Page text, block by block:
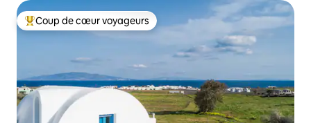
Coups de cœur voyageurs les plus appréciés
Coup de cœur voyageurs